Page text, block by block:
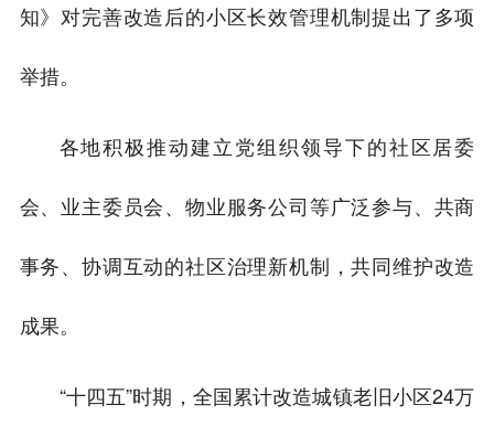
知》对完善改造后的小区长效管理机制提出了多项
举措。
各地积极推动建立党组织领导下的社区居委
会、业主委员会、物业服务公司等广泛参与、共商
事务、协调互动的社区治理新机制，共同维护改造
成果。
“十四五”时期，全国累计改造城镇老旧小区24万